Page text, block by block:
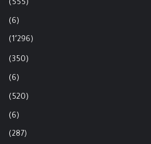
(555)
(6)
(1٬296)
(350)
(6)
(520)
(6)
(287)